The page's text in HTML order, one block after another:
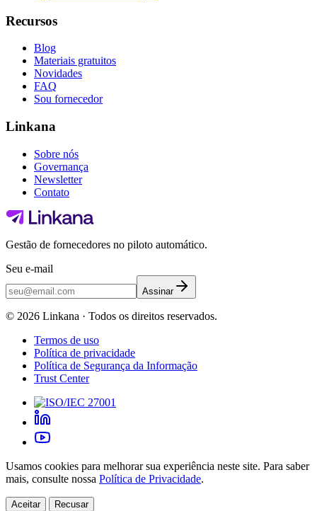
Recursos
Blog
Materiais gratuitos
Novidades
FAQ
Sou fornecedor
Linkana
Sobre nós
Governança
Newsletter
Contato
Gestão de fornecedores no piloto automático.
Seu e-mail
Assinar
© 2026 Linkana · Todos os direitos reservados.
Termos de uso
Política de privacidade
Política de Segurança da Informação
Trust Center
Usamos cookies para melhorar sua experiência neste site. Para saber
mais, consulte nossa Política de Privacidade.
Aceitar Recusar